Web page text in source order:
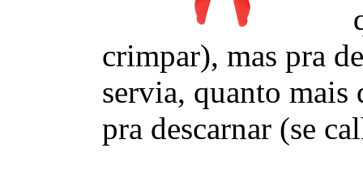
crimpar), mas pra
servia, quanto mais
pra descarnar (se